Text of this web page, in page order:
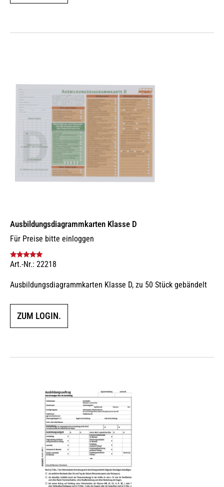
Ausbildungs­dia­gramm­karten Klasse D
Für Preise bitte einloggen
Bewertet mit
Art.-Nr.: 22218
Ausbildungsdiagrammkarten Klasse D, zu 50 Stück gebändelt
ZUM LOGIN.